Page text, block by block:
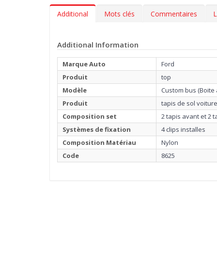
Additional Mots clés Commentaires
Additional Information
Marque Auto
Ford
Produit
top
Modèle
Custom bus (Boite
Produit
tapis de sol
Composition set
2 tapis avant et 2
Systèmes de fixation
4 clips installes
Composition Matériau
Nylon
Code
8625